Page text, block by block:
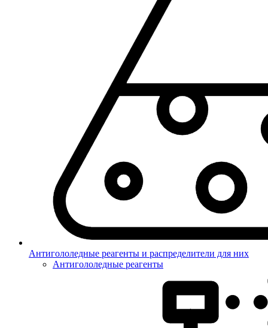
Антигололедные реагенты и распределители для них
Антигололедные реагенты